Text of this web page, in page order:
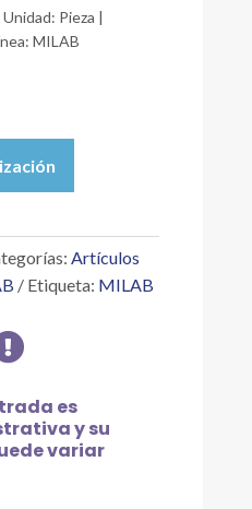
Pieza |
MILAB
Artículos
Etiqueta: MILAB
es
y su
variar